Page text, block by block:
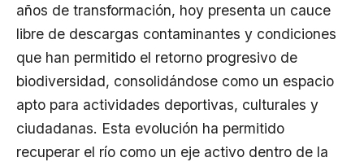
años de transformación, hoy presenta un cauce
libre de descargas contaminantes y condiciones
que han permitido el retorno progresivo de
biodiversidad, consolidándose como un espacio
apto para actividades deportivas, culturales y
ciudadanas. Esta evolución ha permitido
recuperar el río como un eje activo dentro de la